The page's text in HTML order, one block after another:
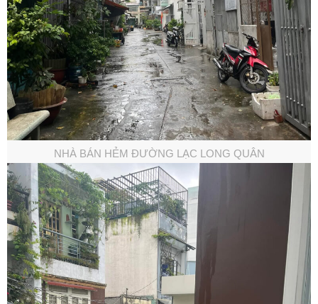
NHÀ BÁN HẺM ĐƯỜNG LẠC LONG QUÂN